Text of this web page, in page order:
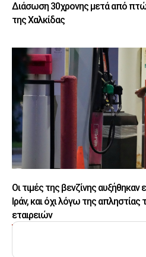
Διάσωση 30χρονης μετά από
της Χαλκίδας
Οι τιμές της βενζίνης
Ιράν, και όχι λόγω της
εταιρειών
ΑΝΑΖΗΤΗΣΗ